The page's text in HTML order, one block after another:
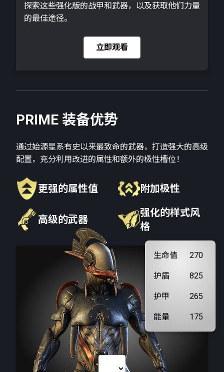
探索这些强化版的战甲和武器，以及获取他们力量
的最佳途径。
立即观看
PRIME 装备优势
通过始源星系有史以来最致命的武器，打造强大的高级
配置，充分利用改进的属性和额外的极性槽位！
更强的属性值 附加极性
高级的武器
强化的样式风
格
生命值 270
护盾 825
护甲 265
能量 175